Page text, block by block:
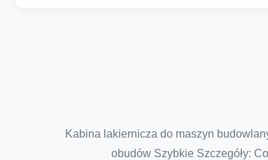
Kabina lakiernicza do maszyn
obudów Szybkie Szczegóły: